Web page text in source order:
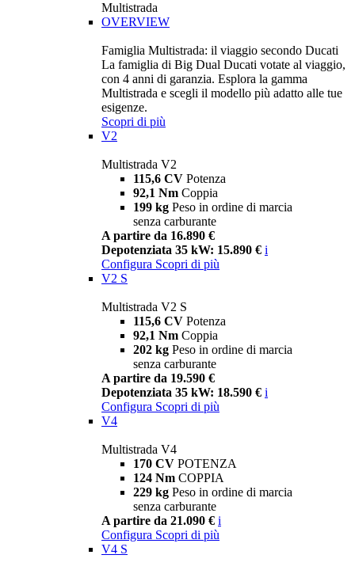
Multistrada
OVERVIEW
Famiglia Multistrada: il viaggio secondo Ducati
La famiglia di Big Dual Ducati votate al viaggio,
con 4 anni di garanzia. Esplora la gamma
Multistrada e scegli il modello più adatto alle tue
esigenze.
Scopri di più
V2
Multistrada V2
115,6 CV Potenza
92,1 Nm Coppia
199 kg Peso in ordine di marcia
senza carburante
A partire da 16.890 €
Depotenziata 35 kW: 15.890 € i
Configura Scopri di più
V2 S
Multistrada V2 S
115,6 CV Potenza
92,1 Nm Coppia
202 kg Peso in ordine di marcia
senza carburante
A partire da 19.590 €
Depotenziata 35 kW: 18.590 € i
Configura Scopri di più
V4
Multistrada V4
170 CV POTENZA
124 Nm COPPIA
229 kg Peso in ordine di marcia
senza carburante
A partire da 21.090 € i
Configura Scopri di più
V4 S